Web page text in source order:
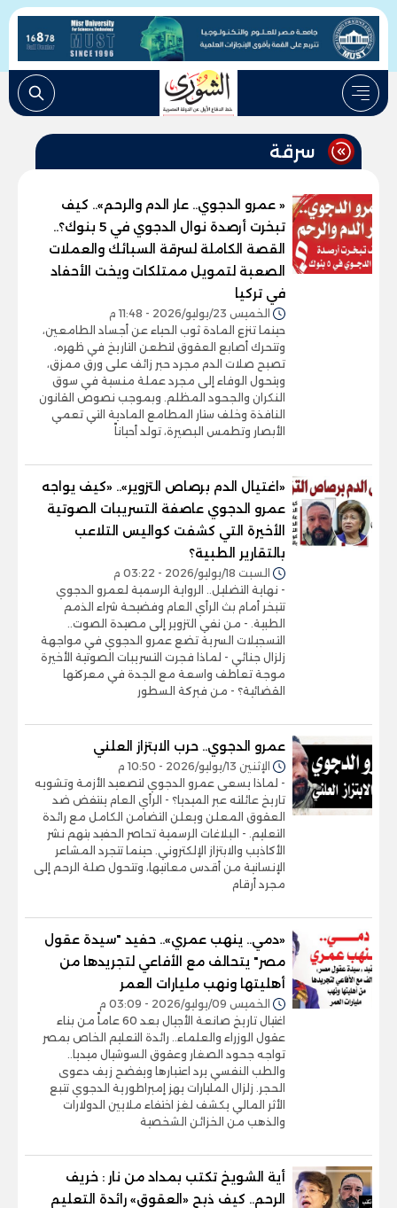
سرقة
« عمرو الدجوي.. عار الدم والرحم».. كيف
تبخرت أرصدة نوال الدجوي في 5 بنوك؟..
القصة الكاملة لسرقة السبائك والعملات
الصعبة لتمويل ممتلكات ويخت الأحفاد
في تركيا
الخميس 23/يوليو/2026 - 11:48 م
حينما تنزع المادة ثوب الحياء عن أجساد الطامعين،
وتتحرك أصابع العقوق لتطعن التاريخ في ظهره،
تصبح صلات الدم مجرد حبر زائف على ورق ممزق،
ويتحول الوفاء إلى مجرد عملة منسية في سوق
النكران والجحود المظلم. وبموجب نصوص القانون
النافذة وخلف ستار المطامع المادية التي تعمي
الأبصار وتطمس البصيرة، تولد أحياناً
«اغتيال الدم برصاص التزوير».. «كيف يواجه
عمرو الدجوي عاصفة التسريبات الصوتية
الأخيرة التي كشفت كواليس التلاعب
بالتقارير الطبية؟
السبت 18/يوليو/2026 - 03:22 م
- نهاية التضليل.. الرواية الرسمية لعمرو الدجوي
تتبخر أمام بث الرأي العام وفضيحة شراء الذمم
الطبية. - من نفي التزوير إلى مصيدة الصوت..
التسجيلات السرية تضع عمرو الدجوي في مواجهة
زلزال جنائي - لماذا فجرت التسريبات الصوتية الأخيرة
موجة تعاطف واسعة مع الجدة في معركتها
القضائية؟ - من فبركة السطور
عمرو الدجوي.. حرب الابتزاز العلني
الإثنين 13/يوليو/2026 - 10:50 م
- لماذا يسعى عمرو الدجوي لتصعيد الأزمة وتشويه
تاريخ عائلته عبر الميديا؟ - الرأي العام ينتفض ضد
العقوق المعلن ويعلن التضامن الكامل مع رائدة
التعليم. - البلاغات الرسمية تحاصر الحفيد بتهم نشر
الأكاذيب والابتزاز الإلكتروني. حينما تتجرد المشاعر
الإنسانية من أقدس معانيها، وتتحول صلة الرحم إلى
مجرد أرقام
«دمي.. ينهب عمري».. حفيد "سيدة عقول
مصر" يتحالف مع الأفاعي لتجريدها من
أهليتها ونهب مليارات العمر
الخميس 09/يوليو/2026 - 03:09 م
اغتيال تاريخ صانعة الأجيال بعد 60 عاماً من بناء
عقول الوزراء والعلماء.. رائدة التعليم الخاص بمصر
تواجه جحود الصغار وعقوق السوشيال ميديا..
والطب النفسي يرد اعتبارها ويفضح زيف دعوى
الحجر. زلزال المليارات يهز إمبراطورية الدجوي تتبع
الأثر المالي يكشف لغز اختفاء ملايين الدولارات
والذهب من الخزائن الشخصية
أية الشويخ تكتب بمداد من نار : خريف
الرحم.. كيف ذبح «العقوق» رائدة التعليم